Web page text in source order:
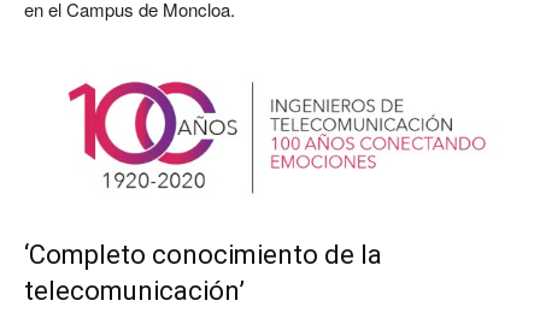
en el Campus de Moncloa.
‘Completo conocimiento de la
telecomunicación’